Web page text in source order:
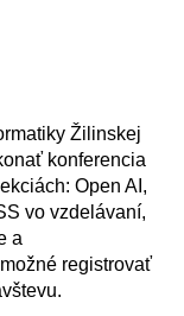
Žilinskej
konferencia
Open AI,
vo vzdelávaní,
a
registrovať